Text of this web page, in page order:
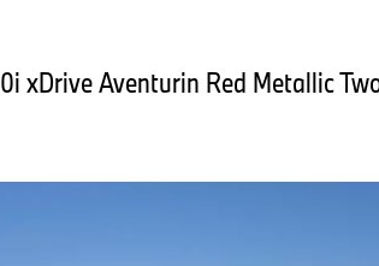
xDrive Aventurin Red Metallic